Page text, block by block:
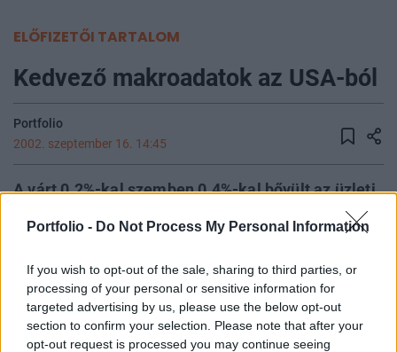
Portfolio - Do Not Process My Personal Information
If you wish to opt-out of the sale, sharing to third parties, or
processing of your personal or sensitive information for
targeted advertising by us, please use the below opt-out
section to confirm your selection. Please note that after your
opt-out request is processed you may continue seeing
ELŐFIZETŐI TARTALOM
Kedvező makroadatok az USA-ból
Portfolio
2002. szeptember 16. 14:45
A várt 0.2%-kal szemben 0.4%-kal bővült az üzleti
készletek állománya júliusban az USA-ban. Az
értékesítési volumen 1.2%-kal volt magasabb mint
bővülés volt az elmúlt 3 hónapban.
Az értékesítési volumen a továbbra is komoly
nehézségekkel küzdő feldolgozóipari termékeket érintette